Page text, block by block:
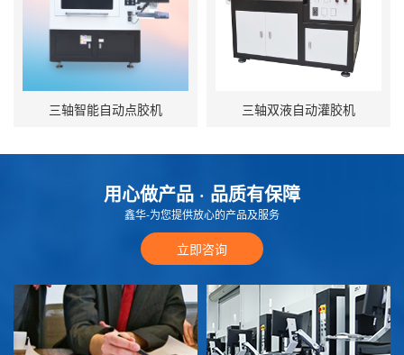
三轴智能自动点胶机 三轴双液自动灌胶机
用心做产品 · 品质有保障
鑫华-为您提供放心的产品及服务
立即咨询